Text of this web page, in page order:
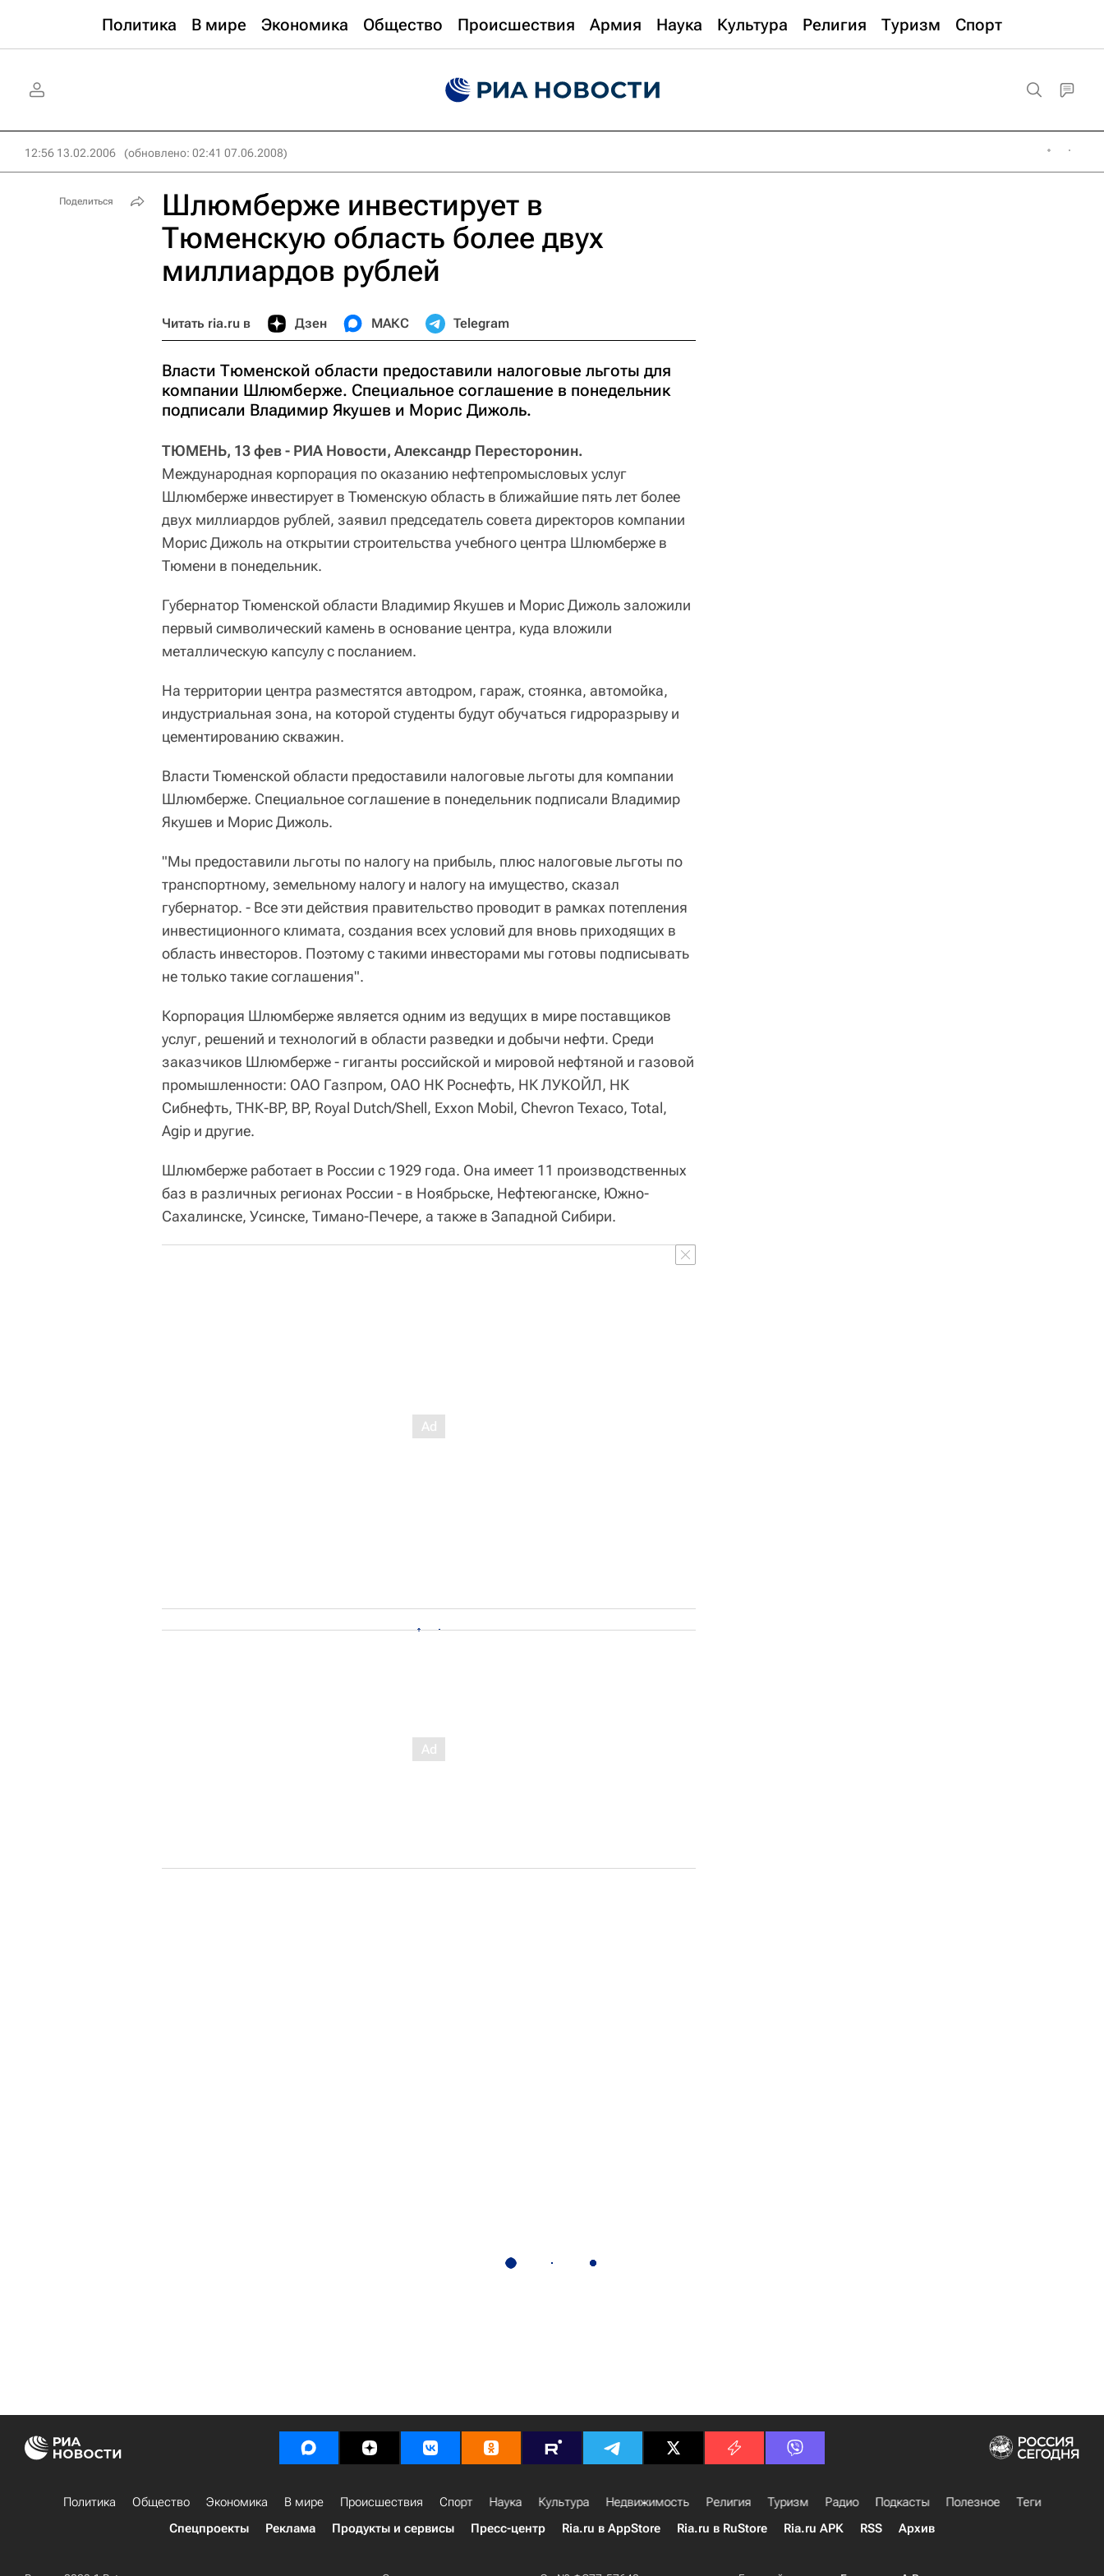
Политика В мире Экономика Общество Происшествия Армия Наука Культура Религия Туризм Спорт
12:56 13.02.2006 (обновлено: 02:41 07.06.2008)
Шлюмберже инвестирует в
Тюменскую область более двух
миллиардов рублей
Читать ria.ru в Дзен МАКС Telegram
Власти Тюменской области предоставили налоговые льготы для
компании Шлюмберже. Специальное соглашение в понедельник
подписали Владимир Якушев и Морис Дижоль.
ТЮМЕНЬ, 13 фев - РИА Новости, Александр Пересторонин.
Международная корпорация по оказанию нефтепромысловых услуг
Шлюмберже инвестирует в Тюменскую область в ближайшие пять лет более
двух миллиардов рублей, заявил председатель совета директоров компании
Морис Дижоль на открытии строительства учебного центра Шлюмберже в
Тюмени в понедельник.
Губернатор Тюменской области Владимир Якушев и Морис Дижоль заложили
первый символический камень в основание центра, куда вложили
металлическую капсулу с посланием.
На территории центра разместятся автодром, гараж, стоянка, автомойка,
индустриальная зона, на которой студенты будут обучаться гидроразрыву и
цементированию скважин.
Власти Тюменской области предоставили налоговые льготы для компании
Шлюмберже. Специальное соглашение в понедельник подписали Владимир
Якушев и Морис Дижоль.
"Мы предоставили льготы по налогу на прибыль, плюс налоговые льготы по
транспортному, земельному налогу и налогу на имущество, сказал
губернатор. - Все эти действия правительство проводит в рамках потепления
инвестиционного климата, создания всех условий для вновь приходящих в
область инвесторов. Поэтому с такими инвесторами мы готовы подписывать
не только такие соглашения".
Корпорация Шлюмберже является одним из ведущих в мире поставщиков
услуг, решений и технологий в области разведки и добычи нефти. Среди
заказчиков Шлюмберже - гиганты российской и мировой нефтяной и газовой
промышленности: ОАО Газпром, ОАО НК Роснефть, НК ЛУКОЙЛ, НК
Сибнефть, ТНК-BP, BP, Royal Dutch/Shell, Exxon Mobil, Chevron Texaco, Total,
Agip и другие.
Шлюмберже работает в России с 1929 года. Она имеет 11 производственных
баз в различных регионах России - в Ноябрьске, Нефтеюганске, Южно-
Сахалинске, Усинске, Тимано-Печере, а также в Западной Сибири.
Поделиться
Политика Общество Экономика В мире Происшествия Спорт Наука Культура Недвижимость Религия Туризм Радио Подкасты Полезное
Теги
Спецпроекты
Реклама Продукты и сервисы Пресс-центр Ria.ru в AppStore Ria.ru в RuStore Ria.ru APK RSS Архив